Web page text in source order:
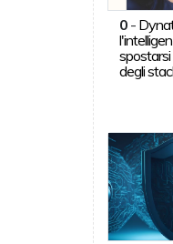
0-
degli